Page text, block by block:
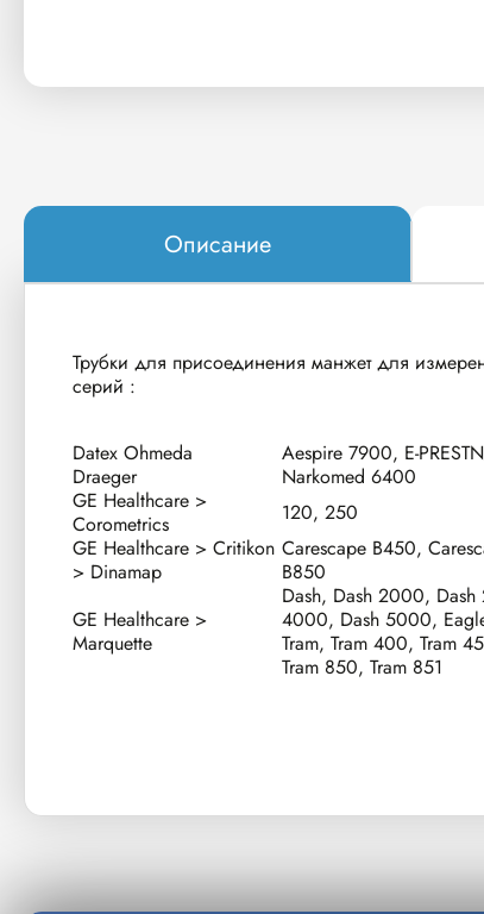
Описание
Трубки для присоединения манжет для
серий :
Datex Ohmeda
Aespire 7900, E-PRESTN
Draeger
Narkomed 6400
GE Healthcare >
Corometrics
120, 250
GE Healthcare > Critikon
> Dinamap
Carescape B450,
B850
GE Healthcare >
Marquette
Dash, Dash 2000,
4000, Dash 5000,
Tram, Tram 400, Tram
Tram 850, Tram 851